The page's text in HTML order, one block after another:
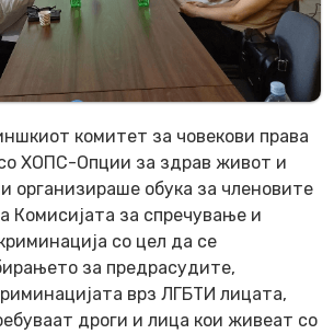
комитет за човекови права
ХОПС-Опции за здрав живот и
организираше обука за членовите
Комисијата за спречување и
со цел да се
за предрасудите,
врз ЛГБТИ лицата,
дроги и лица кои живеат со